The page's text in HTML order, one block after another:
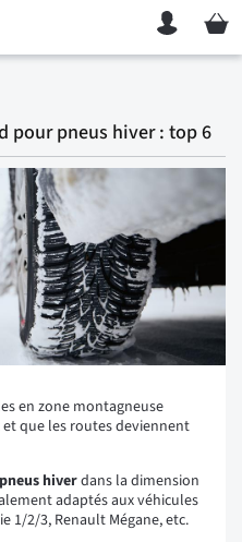
Mon
pour pneus hiver : top 6
en zone montagneuse
que les routes deviennent
hiverdans la dimension
adaptés aux véhicules
1/2/3, Renault Mégane, etc.